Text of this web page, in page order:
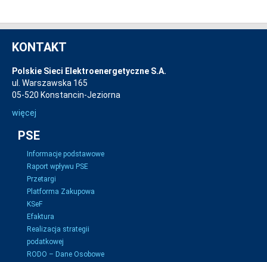
KONTAKT
Polskie Sieci Elektroenergetyczne S.A.
ul. Warszawska 165
05-520 Konstancin-Jeziorna
więcej
PSE
Informacje podstawowe
Raport wpływu PSE
Przetargi
Platforma Zakupowa
KSeF
Efaktura
Realizacja strategii
podatkowej
RODO – Dane Osobowe